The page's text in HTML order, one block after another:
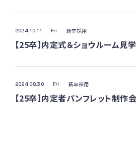
2024.10.11 Fri 新卒採用
2024.08.30 Fri 新卒採用
【25卒】内定者パンフレット制作